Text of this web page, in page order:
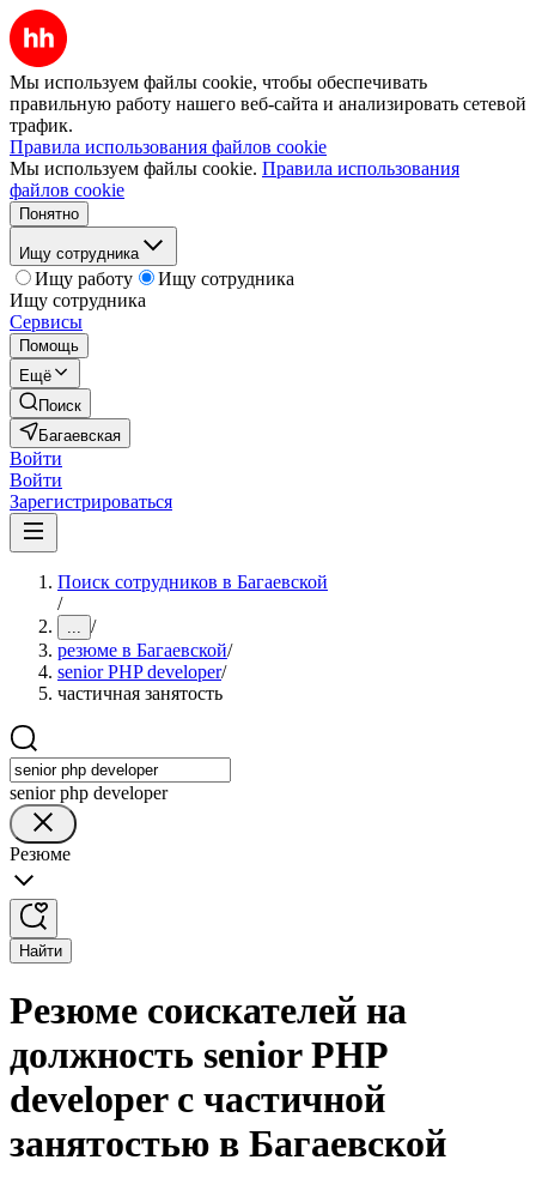
Мы используем файлы cookie, чтобы обеспечивать
правильную работу нашего веб-сайта и анализировать сетевой
трафик.
Правила использования файлов cookie
Мы используем файлы cookie. Правила использования
файлов cookie
Понятно
Ищу сотрудника
Ищу работу
Ищу сотрудника
Ищу сотрудника
Сервисы
Помощь
Ещё
Поиск
Багаевская
Войти
Войти
Зарегистрироваться
Поиск сотрудников в Багаевской
/
... /
резюме в Багаевской/
senior PHP developer/
частичная занятость
senior php developer
Резюме
Найти
Резюме соискателей на
должность senior PHP
developer с частичной
занятостью в Багаевской